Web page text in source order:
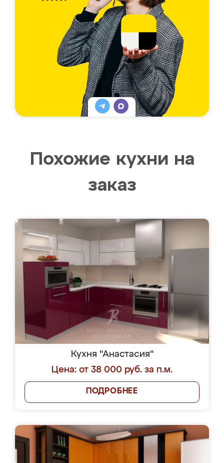
Похожие кухни на
заказ
Кухня "Анастасия"
Цена: от 38 000 руб. за п.м.
ПОДРОБНЕЕ